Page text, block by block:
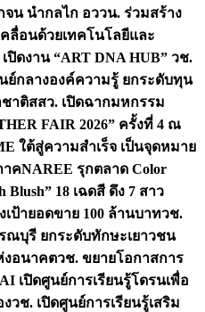
น นำกลไก อววน. ร่วมสร้าง
ลื่อนด้วยเทคโนโลยีและ
ปิดงาน “ART DNA HUB” วช.
กลางองค์ความรู้ ยกระดับทุน
าติสสว. เปิดฉากมหกรรม
FAIR 2026” ครั้งที่ 4 ณ
ใต้สู่ความสำเร็จ เป็นจุดหมาย
าคNAREE รุกตลาด Color
Blush” 18 เฉดสี ดึง 7 สาว
เป้ายอดขาย 100 ล้านบาทวช.
ณบุรี ยกระดับทักษะเยาวชน
งอนาคตวช. ขยายโอกาสการ
เปิดศูนย์การเรียนรู้โดรนเพื่อ
งวช. เปิดศูนย์การเรียนรู้เสริม